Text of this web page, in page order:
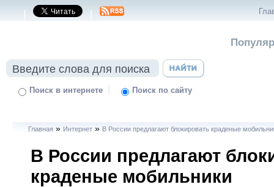
| |
Поиск в интернете | Поиск по сайту
Главная » Интернет » В России предлагают блокировать краденые
В России предлагают
краденые мобильники